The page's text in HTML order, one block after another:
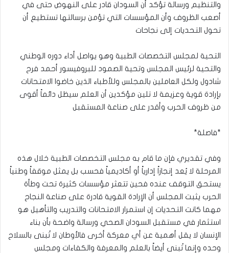
والتنظيم ورسالة تؤكد أن السودان قادر على النهوض حتى في
أصعب الظروف وأن المؤسسات التي تؤمن برسالتها تستطيع أن
تحول التحديات إلى نجاحات
التحية لمجلس التخصصات الطبية وهو يواصل أداء دوره الوطني
والتحية لرئيس المجلس وتحية الصمود للبروفيسور أحمد فرح
شادول ولكل العاملين بالمجلس وللأطباء الذين خاضوا الامتحانات
بإرادة قوية وعزيمة لا تلين مؤكدين أن العلم سيظل دائماً أقوى
من ظروف الحرب وأقدر على صناعة المستقبل
*فاصلة*
وفي تقديري فإن ما قام به مجلس التخصصات الطبية خلال هذه
المرحلة لا يُعد إنجازاً إدارياً أو أكاديمياً فحسب بل يمثل موقفاً وطنياً
يستحق التوقف عنده فحين تتعثر مؤسسات كثيرة تحت وطأة
الحرب يثبت المجلس أن الإرادة القوية قادرة على صناعة النجاح
مهما كانت التحديات إن استمرار الامتحانات والتدريب والتأهيل هو
استثمار في مستقبل السودان الصحي ورسالة واضحة بأن بناء
الإنسان لا يقل أهمية عن أي معركة أخرى فالأوطان لا تُبنى بالسلاح
وحده وإنما تُبنى أيضاً بالعلم والمعرفة والكفاءات ومجلس